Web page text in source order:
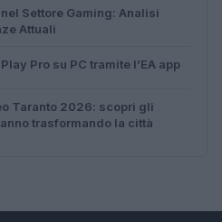
Settore Gaming: Analisi
Attuali
Pro su PC tramite l’EA app
Taranto 2026: scopri gli
trasformando la città